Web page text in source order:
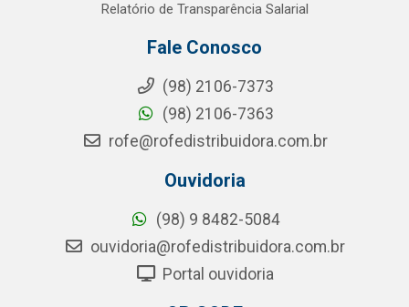
Relatório de Transparência Salarial
Fale Conosco
(98) 2106-7373
(98) 2106-7363
rofe@rofedistribuidora.com.br
Ouvidoria
(98) 9 8482-5084
ouvidoria@rofedistribuidora.com.br
Portal ouvidoria